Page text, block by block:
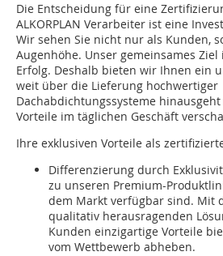
Die Entscheidung für eine
ALKORPLAN Verarbeiter ist eine
Wir sehen Sie nicht nur als Kunden,
Augenhöhe. Unser gemeinsames
Erfolg. Deshalb bieten wir Ihnen ein
weit über die Lieferung hochwertiger
Dachabdichtungssysteme
Vorteile im täglichen Geschäft
Ihre exklusiven Vorteile als
Differenzierung durch
zu unseren Premium-
dem Markt verfügbar sind. Mit
qualitativ herausragenden
Kunden einzigartige Vorteile
vom Wettbewerb abheben.